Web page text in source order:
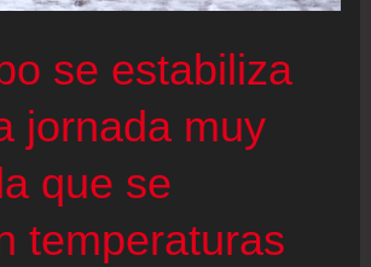
se estabiliza
jornada muy
que se
temperaturas